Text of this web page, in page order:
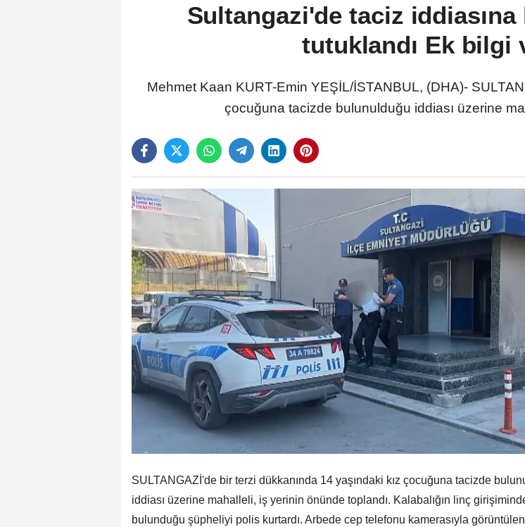
Sultangazi'de taciz
tutuklandı Ek bilgi
Mehmet Kaan KURT-Emin YEŞİL/İSTANBUL, (DHA)-
çocuğuna tacizde bulunulduğu iddiası üzerine
SULTANGAZİ'de bir terzi dükkanında 14 yaşındaki kız çocuğuna tacizde
iddiası üzerine mahalleli, iş yerinin önünde toplandı. Kalabalığın linç
bulunduğu şüpheliyi polis kurtardı. Arbede cep telefonu kamerasıyla